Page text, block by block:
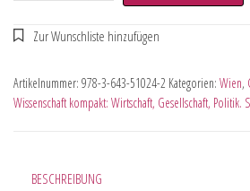
Artikelnummer: 978-3-643-51024-2 Kategorien: Wien,
Wissenschaft kompakt: Wirtschaft, Gesellschaft, Politik.
BESCHREIBUNG